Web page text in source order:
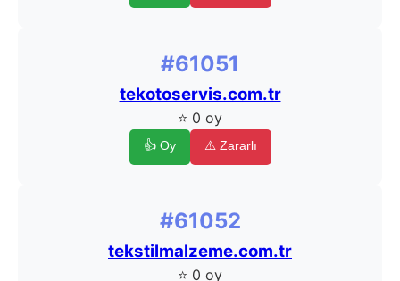
#61051
tekotoservis.com.tr
⭐ 0 oy
👍 Oy ⚠️ Zararlı
#61052
tekstilmalzeme.com.tr
⭐ 0 oy